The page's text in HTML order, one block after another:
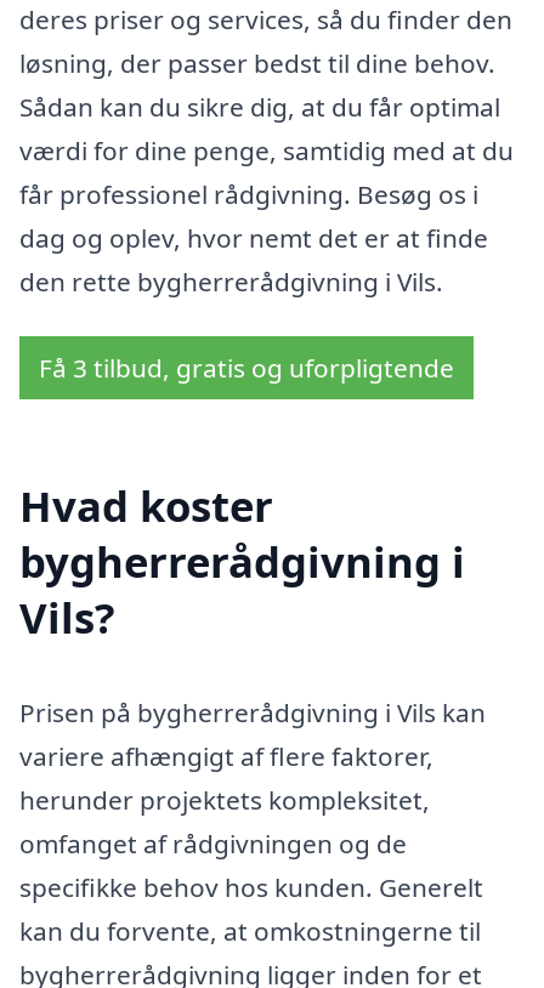
deres priser og services, så du finder den
løsning, der passer bedst til dine behov.
Sådan kan du sikre dig, at du får optimal
værdi for dine penge, samtidig med at du
får professionel rådgivning. Besøg os i
dag og oplev, hvor nemt det er at finde
den rette bygherrerådgivning i Vils.
Få 3 tilbud, gratis og uforpligtende
Hvad koster
bygherrerådgivning i
Vils?
Prisen på bygherrerådgivning i Vils kan
variere afhængigt af flere faktorer,
herunder projektets kompleksitet,
omfanget af rådgivningen og de
specifikke behov hos kunden. Generelt
kan du forvente, at omkostningerne til
bygherrerådgivning ligger inden for et